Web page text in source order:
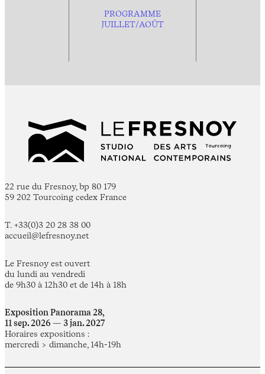
PROGRAMME
JUILLET/AOÛT
22 rue du Fresnoy, bp 80 179
59 202 Tourcoing cedex France
T. +33(0)3 20 28 38 00
accueil@lefresnoy.net
Le Fresnoy est ouvert
du lundi au vendredi
de 9h30 à 12h30 et de 14h à 18h
Exposition Panorama 28,
11 sep. 2026 — 3 jan. 2027
Horaires expositions :
mercredi > dimanche, 14h-19h